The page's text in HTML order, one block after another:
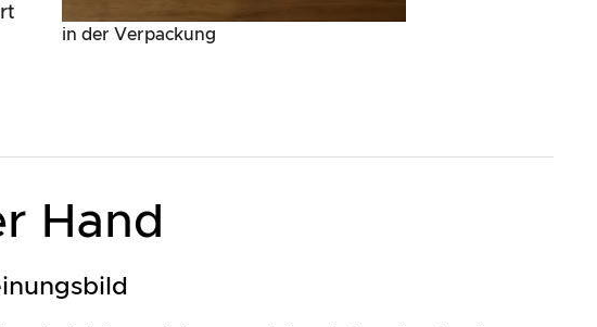
in der Verpackung
Hand